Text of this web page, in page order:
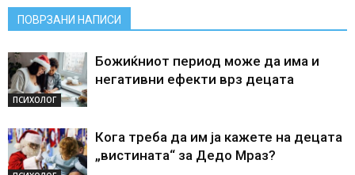
ПОВРЗАНИ НАПИСИ
ПСИХОЛОГ
Божиќниот период може да има и
негативни ефекти врз децата
Кога треба да им ја кажете на децата
„вистината“ за Дедо Мраз?